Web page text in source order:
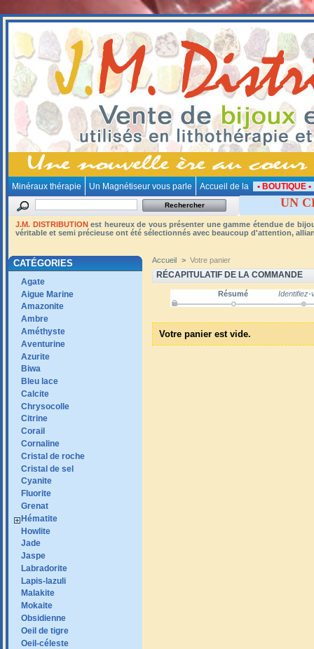
Minéraux thérapie Un Magnétiseur vous parle Accueil de la • BOUTIQUE
UN
J.M. DISTRIBUTIONest heureux de vous présenter une gamme étendue de
véritable et semi précieuse ont été sélectionnés avec beaucoup d'attention,
CATÉGORIES
Agate
Aigue Marine
Amazonite
Ambre
Améthyste
Aventurine
Azurite
Biwa
Bleu lace
Calcite
Chrysocolle
Citrine
Corail
Cornaline
Cristal de roche
Cristal de sel
Cyanite
Fluorite
Grenat
Hématite
Howlite
Jade
Jaspe
Labradorite
Lapis-lazuli
Malakite
Mokaite
Obsidienne
Oeil de tigre
Oeil-céleste
Accueil > Votre panier
RÉCAPITULATIF DE LA COMMANDE
Résumé Identifiez-
Votre panier est vide.